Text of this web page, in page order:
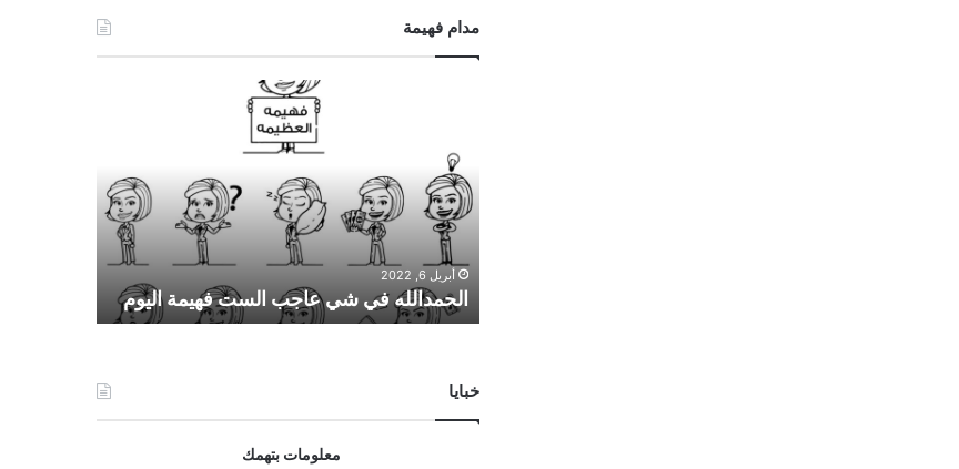
مدام فهيمة
د
ي
ع
ا
أبريل 6, 2022
الحمدالله في شي عاجب الست فهيمة اليوم
خبايا
معلومات بتهمك